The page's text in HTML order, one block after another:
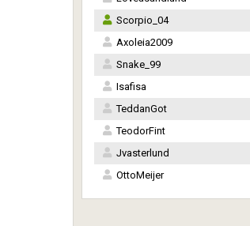
Scorpio_04
Axoleia2009
Snake_99
Isafisa
TeddanGot
TeodorFint
Jvasterlund
OttoMeijer